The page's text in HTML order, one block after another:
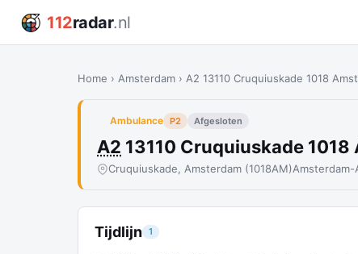
112radar.nl
Home › Amsterdam › A2 13110 Cruquiuskade 1018
Ambulance P2 Afgesloten
A2 13110 Cruquiuskade
Cruquiuskade, Amsterdam (1018AM)Amsterdam-
Tijdlijn 1